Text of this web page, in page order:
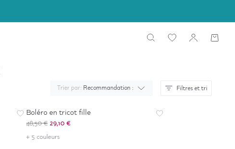
Trier par: Recommandation : Filtres et tri
Boléro en tricot fille
48,50 €29,10 €
+ 5 couleurs